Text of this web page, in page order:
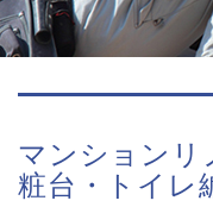
マンション
粧台・トイレ